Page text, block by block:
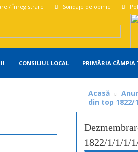
/ Înregistrare Sondaje de opinie
CONSILIUL LOCAL PRIMĂRIA CÂMPIA
Acasă
din top
1822/1/1/1/